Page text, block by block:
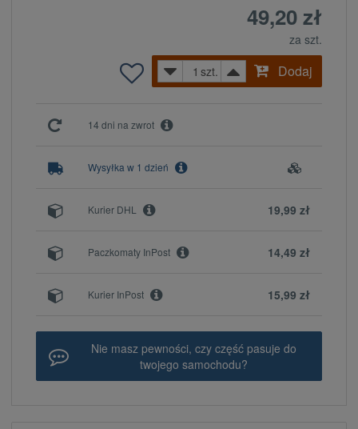
49,20 zł
za szt.
szt.
Dodaj
14 dni na zwrot
Wysyłka w 1 dzień
19,99 zł
Kurier DHL
14,49 zł
Paczkomaty InPost
15,99 zł
Kurier InPost
Nie masz pewności, czy część pasuje do
twojego samochodu?